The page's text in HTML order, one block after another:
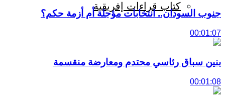
كتاب قراءات إفريقية
جنوب السودان.. انتخابات مؤجلة أم أزمة حكم؟
00:01:07
بنين سباق رئاسي محتدم ومعارضة منقسمة
00:01:08